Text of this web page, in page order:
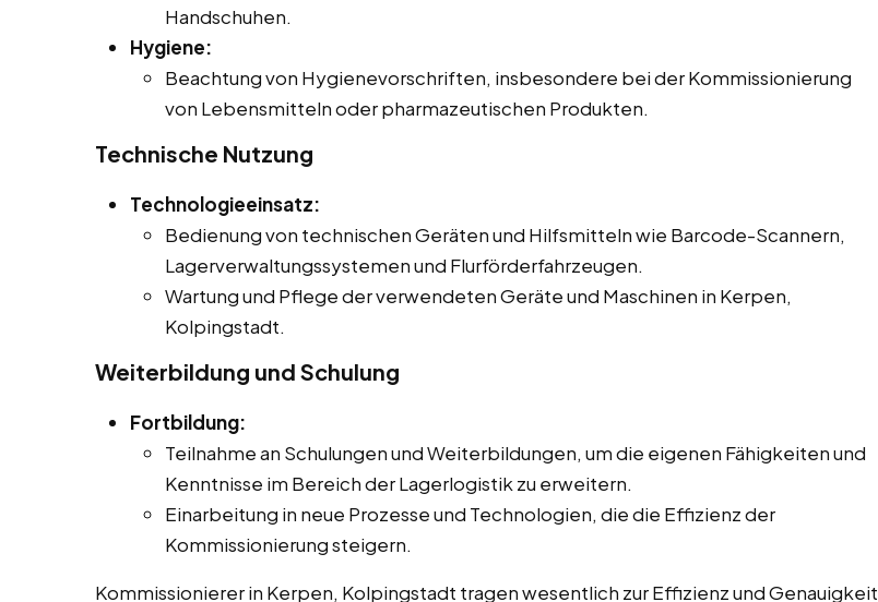
Handschuhen.
Hygiene:
Beachtung von Hygienevorschriften, insbesondere bei der Kommissionierung
von Lebensmitteln oder pharmazeutischen Produkten.
Technische Nutzung
Technologieeinsatz:
Bedienung von technischen Geräten und Hilfsmitteln wie Barcode-Scannern,
Lagerverwaltungssystemen und Flurförderfahrzeugen.
Wartung und Pflege der verwendeten Geräte und Maschinen in Kerpen,
Kolpingstadt.
Weiterbildung und Schulung
Fortbildung:
Teilnahme an Schulungen und Weiterbildungen, um die eigenen Fähigkeiten und
Kenntnisse im Bereich der Lagerlogistik zu erweitern.
Einarbeitung in neue Prozesse und Technologien, die die Effizienz der
Kommissionierung steigern.
Kommissionierer in Kerpen, Kolpingstadt tragen wesentlich zur Effizienz und Genauigkeit